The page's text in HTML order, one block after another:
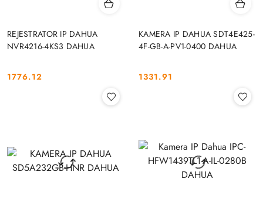
REJESTRATOR IP DAHUA
NVR4216-4KS3 DAHUA
Cena:
1776.12
KAMERA IP DAHUA SDT4E425-
4F-GB-A-PV1-0400 DAHUA
Cena:
1331.91